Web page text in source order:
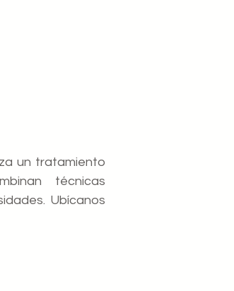
un tratamiento
técnicas
Ubícanos